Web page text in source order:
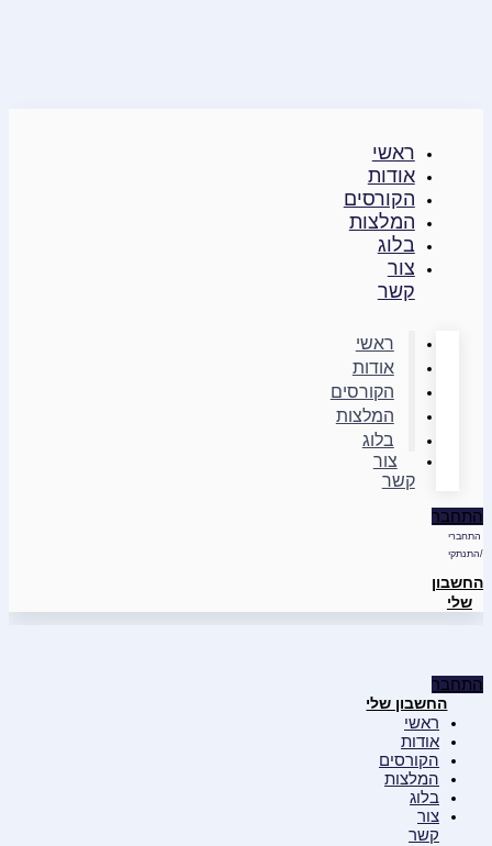
ראשי
אודות
הקורסים
המלצות
בלוג
צור
קשר
ראשי
אודות
הקורסים
המלצות
בלוג
צור
קשר
התחבר
התחברי
/התנתקי
החשבון
שלי
התחבר
החשבון שלי
ראשי
אודות
הקורסים
המלצות
בלוג
צור
קשר